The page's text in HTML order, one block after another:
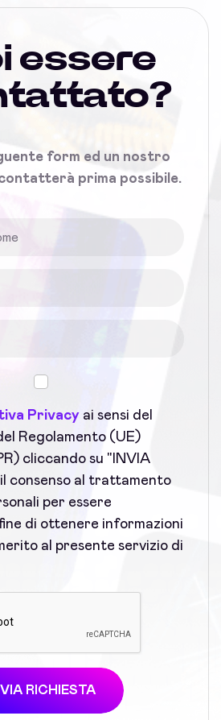
essere
form ed un nostro
prima possibile.
Privacy ai sensi del
Regolamento (UE)
cliccando su "INVIA
il consenso al trattamento
per essere
di ottenere informazioni
al presente servizio di
RICHIESTA